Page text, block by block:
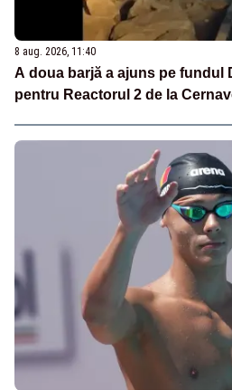
8 aug. 2026, 11:40
A doua barjă a ajuns pe fundul
pentru Reactorul 2 de la